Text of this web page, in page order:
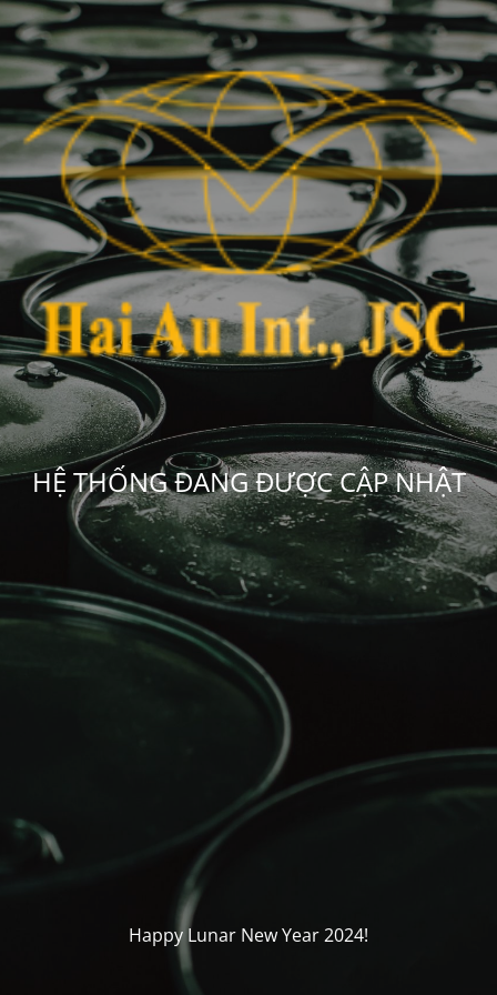
HỆ THỐNG ĐANG ĐƯỢC CẬP NHẬT
Happy Lunar New Year 2024!